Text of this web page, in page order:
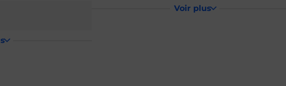
Voir plus